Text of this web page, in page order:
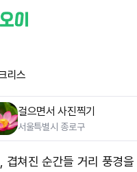
리스
걸으면서 사진찍기
서울특별시 종로구
겹쳐진 순간들 거리 풍경